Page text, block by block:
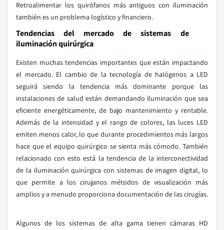
Retroalimentar los quirófanos más antiguos con iluminación
también es un problema logístico y financiero.
Tendencias del mercado de sistemas de
iluminación quirúrgica
Existen muchas tendencias importantes que están impactando
el mercado. El cambio de la tecnología de halógenos a LED
seguirá siendo la tendencia más dominante porque las
instalaciones de salud están demandando iluminación que sea
eficiente energéticamente, de bajo mantenimiento y rentable.
Además de la intensidad y el rango de colores, las luces LED
emiten menos calor, lo que durante procedimientos más largos
hace que el equipo quirúrgico se sienta más cómodo. También
relacionado con esto está la tendencia de la interconectividad
de la iluminación quirúrgica con sistemas de imagen digital, lo
que permite a los cirujanos métodos de visualización más
amplios y a menudo proporciona documentación de las cirugías.
Algunos de los sistemas de alta gama tienen cámaras HD